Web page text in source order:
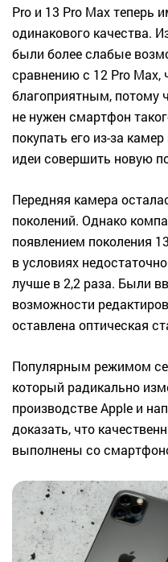
Pro и 13 Pro Max теперь
одинакового качества.
были более слабые
сравнению с 12 Pro Max,
благоприятным, потому
не нужен смартфон
покупать его из-за
идеи совершить новую
Передняя камера
поколений. Однако
появлением поколения
в условиях
лучше в 2,2 раза. Были
возможности
оставлена оптическая
Популярным режимом
который радикально
производстве Apple и
доказать, что
выполнены со